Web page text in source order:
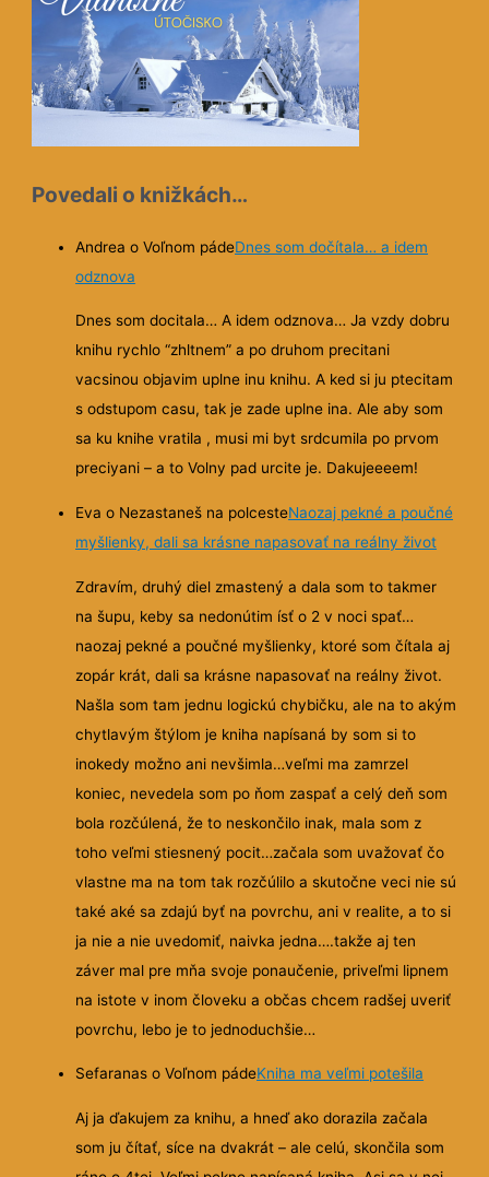
Povedali o knižkách…
Andrea o Voľnom pádeDnes som dočítala… a idem
odznova
Dnes som docitala… A idem odznova… Ja vzdy dobru
knihu rychlo “zhltnem” a po druhom precitani
vacsinou objavim uplne inu knihu. A ked si ju ptecitam
s odstupom casu, tak je zade uplne ina. Ale aby som
sa ku knihe vratila , musi mi byt srdcumila po prvom
preciyani – a to Volny pad urcite je. Dakujeeeem!
Eva o Nezastaneš na polcesteNaozaj pekné a poučné
myšlienky, dali sa krásne napasovať na reálny život
Zdravím, druhý diel zmastený a dala som to takmer
na šupu, keby sa nedonútim ísť o 2 v noci spať…
naozaj pekné a poučné myšlienky, ktoré som čítala aj
zopár krát, dali sa krásne napasovať na reálny život.
Našla som tam jednu logickú chybičku, ale na to akým
chytlavým štýlom je kniha napísaná by som si to
inokedy možno ani nevšimla…veľmi ma zamrzel
koniec, nevedela som po ňom zaspať a celý deň som
bola rozčúlená, že to neskončilo inak, mala som z
toho veľmi stiesnený pocit…začala som uvažovať čo
vlastne ma na tom tak rozčúlilo a skutočne veci nie sú
také aké sa zdajú byť na povrchu, ani v realite, a to si
ja nie a nie uvedomiť, naivka jedna….takže aj ten
záver mal pre mňa svoje ponaučenie, priveľmi lipnem
na istote v inom človeku a občas chcem radšej uveriť
povrchu, lebo je to jednoduchšie…
Sefaranas o Voľnom pádeKniha ma veľmi potešila
Aj ja ďakujem za knihu, a hneď ako dorazila začala
som ju čítať, síce na dvakrát – ale celú, skončila som